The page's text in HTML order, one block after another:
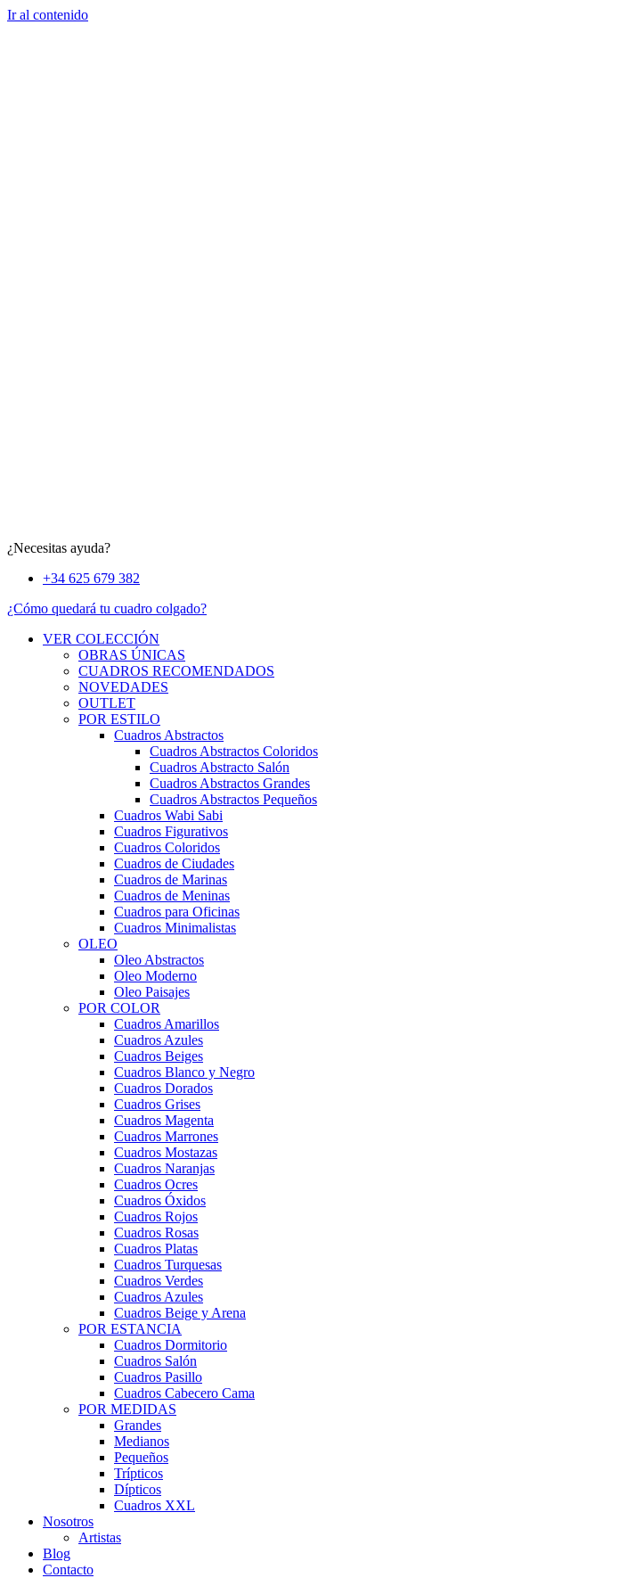
Ir al contenido
¿Necesitas ayuda?
+34 625 679 382
¿Cómo quedará tu cuadro colgado?
VER COLECCIÓN
OBRAS ÚNICAS
CUADROS RECOMENDADOS
NOVEDADES
OUTLET
POR ESTILO
Cuadros Abstractos
Cuadros Abstractos Coloridos
Cuadros Abstracto Salón
Cuadros Abstractos Grandes
Cuadros Abstractos Pequeños
Cuadros Wabi Sabi
Cuadros Figurativos
Cuadros Coloridos
Cuadros de Ciudades
Cuadros de Marinas
Cuadros de Meninas
Cuadros para Oficinas
Cuadros Minimalistas
OLEO
Oleo Abstractos
Oleo Moderno
Oleo Paisajes
POR COLOR
Cuadros Amarillos
Cuadros Azules
Cuadros Beiges
Cuadros Blanco y Negro
Cuadros Dorados
Cuadros Grises
Cuadros Magenta
Cuadros Marrones
Cuadros Mostazas
Cuadros Naranjas
Cuadros Ocres
Cuadros Óxidos
Cuadros Rojos
Cuadros Rosas
Cuadros Platas
Cuadros Turquesas
Cuadros Verdes
Cuadros Azules
Cuadros Beige y Arena
POR ESTANCIA
Cuadros Dormitorio
Cuadros Salón
Cuadros Pasillo
Cuadros Cabecero Cama
POR MEDIDAS
Grandes
Medianos
Pequeños
Trípticos
Dípticos
Cuadros XXL
Nosotros
Artistas
Blog
Contacto